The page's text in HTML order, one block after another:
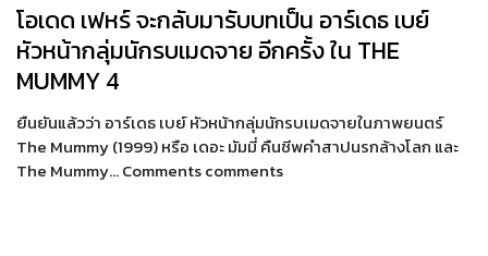
โอเดด เฟหร์ จะกลับมารับบทเป็น อาร์เดธ เบย์
หัวหน้ากลุ่มนักรบเมดจาย อีกครั้ง ใน THE
MUMMY 4
ยืนยันแล้วว่า อาร์เดธ เบย์ หัวหน้ากลุ่มนักรบเมดจายในภาพยนตร์
The Mummy (1999) หรือ เดอะ มัมมี่ คืนชีพคำสาปนรกล้างโลก และ
The Mummy… Comments comments